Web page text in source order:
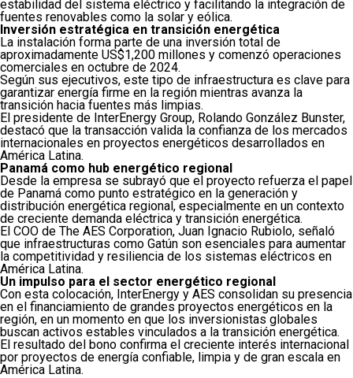
estabilidad del sistema eléctrico y facilitando la integración de
fuentes renovables como la solar y eólica.
Inversión estratégica en transición energética
La instalación forma parte de una inversión total de
aproximadamente US$1,200 millones y comenzó operaciones
comerciales en octubre de 2024.
Según sus ejecutivos, este tipo de infraestructura es clave para
garantizar energía firme en la región mientras avanza la
transición hacia fuentes más limpias.
El presidente de InterEnergy Group, Rolando González Bunster,
destacó que la transacción valida la confianza de los mercados
internacionales en proyectos energéticos desarrollados en
América Latina.
Panamá como hub energético regional
Desde la empresa se subrayó que el proyecto refuerza el papel
de Panamá como punto estratégico en la generación y
distribución energética regional, especialmente en un contexto
de creciente demanda eléctrica y transición energética.
El COO de The AES Corporation, Juan Ignacio Rubiolo, señaló
que infraestructuras como Gatún son esenciales para aumentar
la competitividad y resiliencia de los sistemas eléctricos en
América Latina.
Un impulso para el sector energético regional
Con esta colocación, InterEnergy y AES consolidan su presencia
en el financiamiento de grandes proyectos energéticos en la
región, en un momento en que los inversionistas globales
buscan activos estables vinculados a la transición energética.
El resultado del bono confirma el creciente interés internacional
por proyectos de energía confiable, limpia y de gran escala en
América Latina.